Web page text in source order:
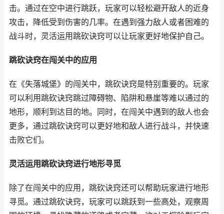
击。通过在空中进行跳跃，玩家可以轻松避开敌人的近身
攻击，降低受到伤害的几率。在遇到强力敌人或者困难的
战斗时，灵活运用跳砍诀窍可以让玩家更好地保护自己。
跳砍诀窍在闯关中的应用
在《失落城堡》的闯关中，跳砍诀窍是特别重要的。玩家
可以利用跳砍诀窍跳过障碍物、陷阱和悬崖等难以通过的
地形，顺利到达目的地。同时，在闯关中遇到的敌人也会
更多，通过跳砍诀窍可以更好地和敌人进行战斗，并快速
击败它们。
灵活运用跳砍诀窍进行地形寻觅
除了在闯关中的应用，跳砍诀窍还可以帮助玩家进行地形
寻觅。通过跳砍诀窍，玩家可以跳跃到一些高处，观察周